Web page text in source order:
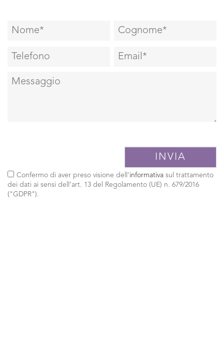
Confermo di aver preso visione dell'informativa sul trattamento
dei dati ai sensi dell’art. 13 del Regolamento (UE) n. 679/2016
("GDPR").